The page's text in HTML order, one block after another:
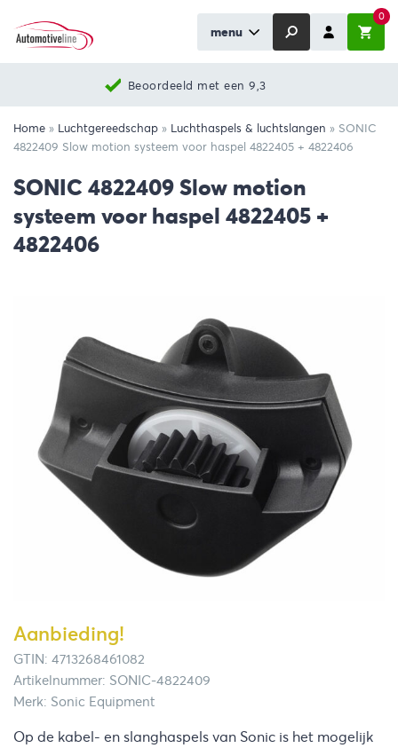
menu
0
Beoordeeld met een 9,3
Home » Luchtgereedschap » Luchthaspels & luchtslangen » SONIC
4822409 Slow motion systeem voor haspel 4822405 + 4822406
SONIC 4822409 Slow motion
systeem voor haspel 4822405 +
4822406
Aanbieding!
GTIN: 4713268461082
Artikelnummer: SONIC-4822409
Merk: Sonic Equipment
Op de kabel- en slanghaspels van Sonic is het mogelijk